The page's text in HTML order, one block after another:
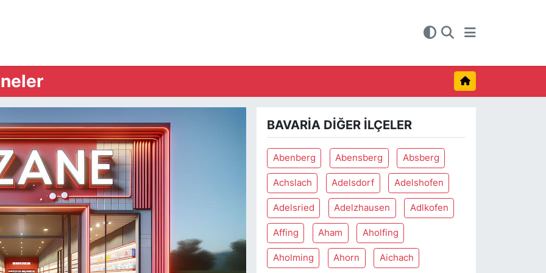
BAVARIA DIĞER İLÇELER
Abenberg Abensberg Absberg
Achslach Adelsdorf Adelshofen
Adelsried Adelzhausen Adlkofen
Affing Aham Aholfing
Aholming Ahorn Aichach